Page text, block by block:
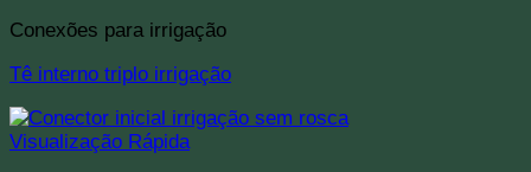
Conexões para irrigação
Tê interno triplo irrigação
Visualização Rápida